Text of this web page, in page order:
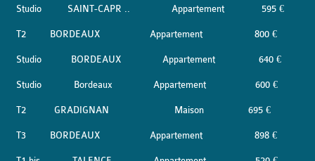
Studio SAINT-CAPR .. Appartement 595 €
T2 BORDEAUX Appartement 800 €
Studio BORDEAUX Appartement 640 €
Studio Bordeaux Appartement 600 €
T2 GRADIGNAN Maison 695 €
T3 BORDEAUX Appartement 898 €